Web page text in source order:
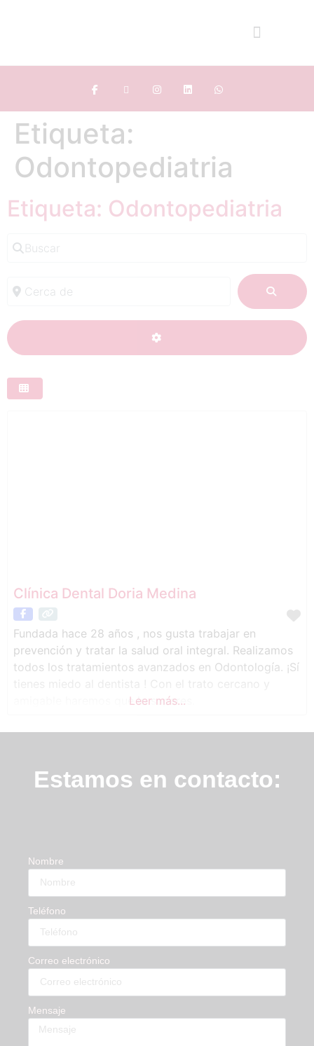
Etiqueta:
Odontopediatria
Etiqueta: Odontopediatria
Clínica Dental Doria Medina
Fundada hace 28 años , nos gusta trabajar en
prevención y tratar la salud oral integral. Realizamos
todos los tratamientos avanzados en Odontología. ¡Sí
amigable haremos que lo superes.
Leer más...
Estamos en contacto:
Nombre
Teléfono
Correo electrónico
Mensaje